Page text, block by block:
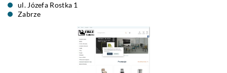
ul. Józefa Rostka 1
Zabrze